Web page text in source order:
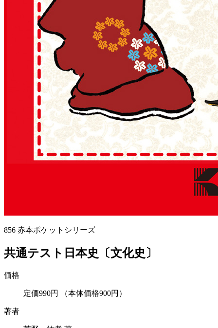
856 赤本ポケットシリーズ
共通テスト日本史〔文化史〕
価格
定価990円 （本体価格900円）
著者